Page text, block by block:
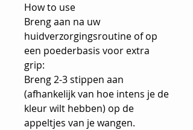
How to use
Breng aan na uw
huidverzorgingsroutine of op
een poederbasis voor extra
grip:
Breng 2-3 stippen aan
(afhankelijk van hoe intens je de
kleur wilt hebben) op de
appeltjes van je wangen.